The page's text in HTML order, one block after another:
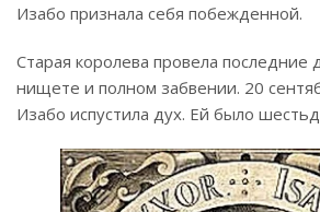
Изабо признала себя побежденной.
Старая королева провела последние
нищете и полном забвении. 20
Изабо испустила дух. Ей было